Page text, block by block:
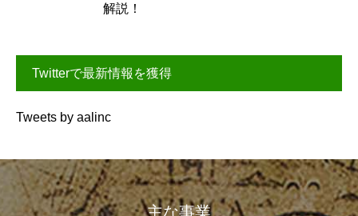
解説！
Twitterで最新情報を獲得
Tweets by aalinc
主な事業